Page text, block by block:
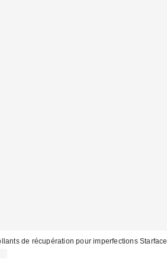
de récupération pour imperfections Starface